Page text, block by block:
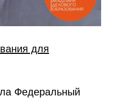
для
Федеральный